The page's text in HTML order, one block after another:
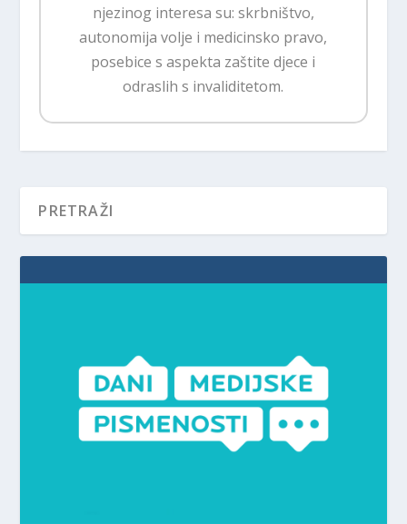
njezinog interesa su: skrbništvo,
autonomija volje i medicinsko pravo,
posebice s aspekta zaštite djece i
odraslih s invaliditetom.